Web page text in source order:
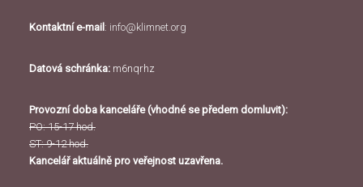
Kontaktní e-mail : info@klimnet.org
Datová schránka: m6nqrhz
Provozní doba kanceláře (vhodné se předem domluvit):
PO: 15-17 hod.
ST: 9-12 hod.
Kancelář aktuálně pro veřejnost uzavřena.